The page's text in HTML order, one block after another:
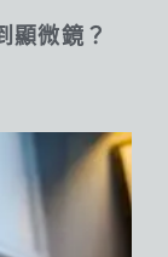
顯微鏡？